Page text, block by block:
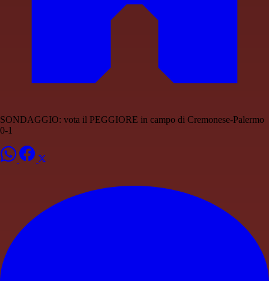
SONDAGGIO: vota il PEGGIORE in campo di Cremonese-Palermo
0-1